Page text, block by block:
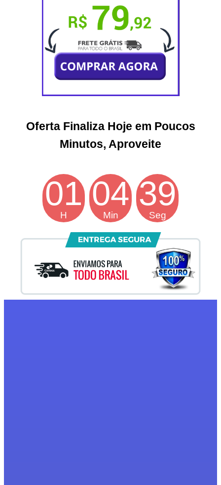
Oferta Finaliza Hoje em Poucos
Minutos, Aproveite
01
H
04
Min
38
Seg